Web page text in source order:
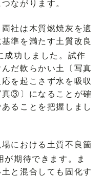
ながります。
社は木質燃焼灰を適
準を満たす土質改良
成功しました。試作
だ軟らかい土〔写真
を起こさず水を吸収
真③〕になることが確
ることを把握しまし
における土質不良箇
が期待できます。ま
と混合しても固化す